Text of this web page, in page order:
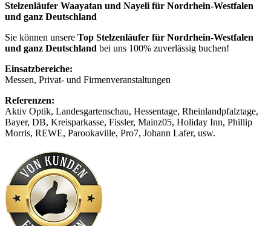
Stelzenläufer Waayatan und Nayeli für Nordrhein-Westfalen
und ganz Deutschland
Sie können unsere Top Stelzenläufer für Nordrhein-Westfalen
und ganz Deutschland bei uns 100% zuverlässig buchen!
Einsatzbereiche:
Messen, Privat- und Firmenveranstaltungen
Referenzen:
Aktiv Optik, Landesgartenschau, Hessentage, Rheinlandpfalztage,
Bayer, DB, Kreisparkasse, Fissler, Mainz05, Holiday Inn, Phillip
Morris, REWE, Parookaville, Pro7, Johann Lafer, usw.